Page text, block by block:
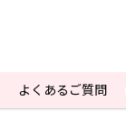
よくあるご質問